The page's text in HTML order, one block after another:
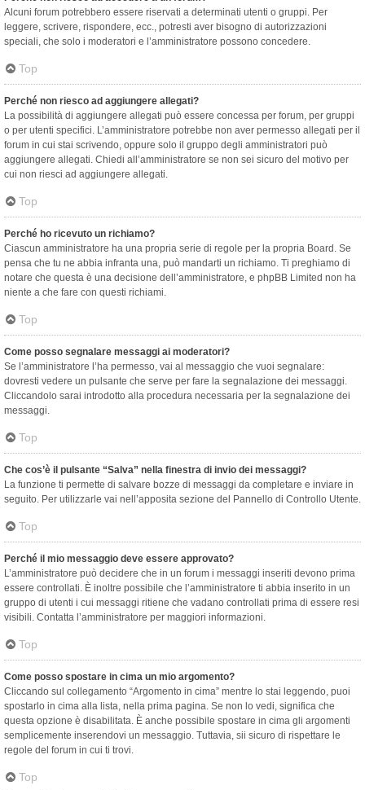
Alcuni forum potrebbero essere riservati a determinati utenti o gruppi. Per
leggere, scrivere, rispondere, ecc., potresti aver bisogno di autorizzazioni
speciali, che solo i moderatori e l’amministratore possono concedere.
Top
Perché non riesco ad aggiungere allegati?
La possibilità di aggiungere allegati può essere concessa per forum, per gruppi
o per utenti specifici. L’amministratore potrebbe non aver permesso allegati per il
forum in cui stai scrivendo, oppure solo il gruppo degli amministratori può
aggiungere allegati. Chiedi all’amministratore se non sei sicuro del motivo per
cui non riesci ad aggiungere allegati.
Top
Perché ho ricevuto un richiamo?
Ciascun amministratore ha una propria serie di regole per la propria Board. Se
pensa che tu ne abbia infranta una, può mandarti un richiamo. Ti preghiamo di
notare che questa è una decisione dell’amministratore, e phpBB Limited non ha
niente a che fare con questi richiami.
Top
Come posso segnalare messaggi ai moderatori?
Se l’amministratore l’ha permesso, vai al messaggio che vuoi segnalare:
dovresti vedere un pulsante che serve per fare la segnalazione dei messaggi.
Cliccandolo sarai introdotto alla procedura necessaria per la segnalazione dei
messaggi.
Top
Che cos’è il pulsante “Salva” nella finestra di invio dei messaggi?
La funzione ti permette di salvare bozze di messaggi da completare e inviare in
seguito. Per utilizzarle vai nell’apposita sezione del Pannello di Controllo Utente.
Top
Perché il mio messaggio deve essere approvato?
L’amministratore può decidere che in un forum i messaggi inseriti devono prima
essere controllati. È inoltre possibile che l’amministratore ti abbia inserito in un
gruppo di utenti i cui messaggi ritiene che vadano controllati prima di essere resi
visibili. Contatta l’amministratore per maggiori informazioni.
Top
Come posso spostare in cima un mio argomento?
Cliccando sul collegamento “Argomento in cima” mentre lo stai leggendo, puoi
spostarlo in cima alla lista, nella prima pagina. Se non lo vedi, significa che
questa opzione è disabilitata. È anche possibile spostare in cima gli argomenti
semplicemente inserendovi un messaggio. Tuttavia, sii sicuro di rispettare le
regole del forum in cui ti trovi.
Top